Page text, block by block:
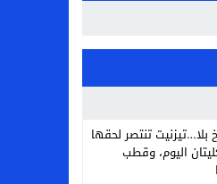
تنتصر لحقها
اليوم، وقطب